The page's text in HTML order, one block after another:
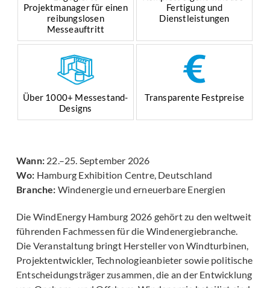
Projektmanager für einen
reibungslosen
Messeauftritt
Fertigung und
Dienstleistungen
Über 1000+ Messestand-
Designs
Transparente Festpreise
Wann: 22.–25. September 2026
Wo: Hamburg Exhibition Centre, Deutschland
Branche: Windenergie und erneuerbare Energien
Die WindEnergy Hamburg 2026 gehört zu den weltweit
führenden Fachmessen für die Windenergiebranche.
Die Veranstaltung bringt Hersteller von Windturbinen,
Projektentwickler, Technologieanbieter sowie politische
Entscheidungsträger zusammen, die an der Entwicklung